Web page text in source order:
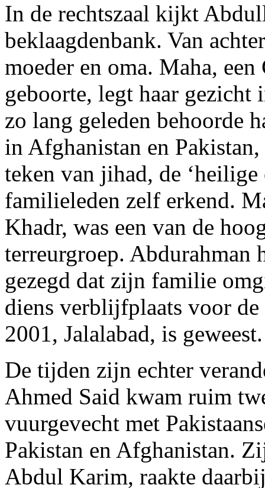
In de rechtszaal kijkt
beklaagdenbank. Van
moeder en oma. Maha,
geboorte, legt haar gezicht
zo lang geleden behoorde
in Afghanistan en
teken van jihad, de
familieleden zelf erkend.
Khadr, was een van de
terreurgroep. Abdurahman
gezegd dat zijn familie
diens verblijfplaats voor de
2001, Jalalabad, is geweest.
De tijden zijn echter
Ahmed Said kwam ruim
vuurgevecht met
Pakistan en Afghanistan.
Abdul Karim, raakte